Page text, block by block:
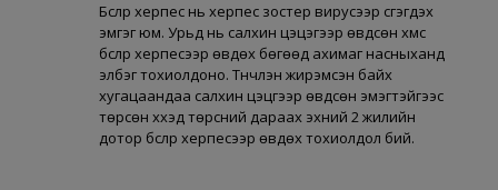
Бүслүүр херпес нь херпес зостер вирусээр үүсгэгдэх
эмгэг юм. Урьд нь салхин цэцэгээр өвдсөн хүмүүс
бүслүүр херпесээр өвдөх бөгөөд ахимаг насныханд
элбэг тохиолдоно. Түүнчлэн жирэмсэн байх
хугацаандаа салхин цэцгээр өвдсөн эмэгтэйгээс
төрсөн хүүхэд төрсний дараах эхний 2 жилийн
дотор бүслүүр херпесээр өвдөх тохиолдол бий.